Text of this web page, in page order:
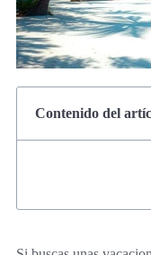
Contenido del